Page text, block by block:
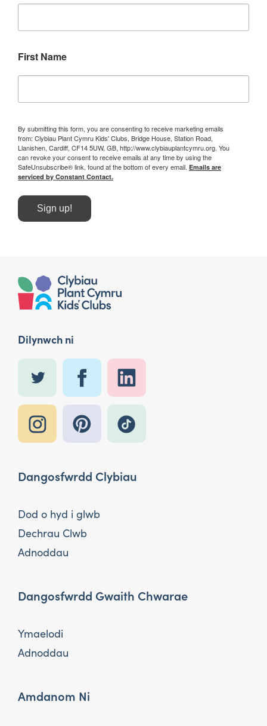
First Name
By submitting this form, you are consenting to receive marketing emails
from: Clybiau Plant Cymru Kids' Clubs, Bridge House, Station Road,
Llanishen, Cardiff, CF14 5UW, GB, http://www.clybiauplantcymru.org. You
can revoke your consent to receive emails at any time by using the
SafeUnsubscribe® link, found at the bottom of every email. Emails are
serviced by Constant Contact.
Sign up!
Dilynwch ni
Dangosfwrdd Clybiau
Dod o hyd i glwb
Dechrau Clwb
Adnoddau
Dangosfwrdd Gwaith Chwarae
Ymaelodi
Adnoddau
Amdanom Ni